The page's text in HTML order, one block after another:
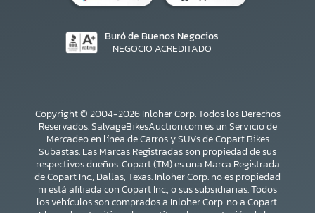
×
Buró de Buenos Negocios
NEGOCIO ACREDITADO
Copyright © 2004-2026 Inloher Corp. Todos los Derechos
Reservados. SalvageBikesAuction.com es un Servicio de
Mercadeo en línea de Carros y SUVs de Copart Bikes
Subastas. Las Marcas Registradas son propiedad de sus
respectivos dueños. Copart (TM) es una Marca Registrada
de Copart Inc., Dallas, Texas. Inloher Corp. no es propiedad
ni está afiliada con Copart Inc., o sus subsidiarias. Todos
los vehículos son comprados a Inloher Corp. no a Copart.